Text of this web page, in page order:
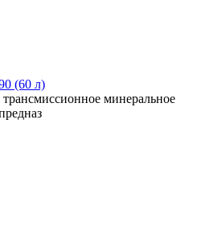
(60 л)
минеральное